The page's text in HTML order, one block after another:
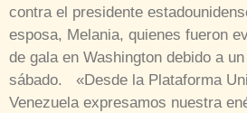
contra el presidente
esposa, Melania, quienes fueron
de gala en Washington debido a
sábado. «Desde la Plataforma
Venezuela expresamos nuestra